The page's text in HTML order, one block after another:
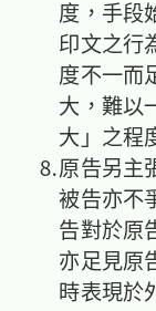
度，手段
印文之行
度不一而
大，難以
大」之程
⒏原告另主
被告亦不
告對於原
亦足見原
時表現於